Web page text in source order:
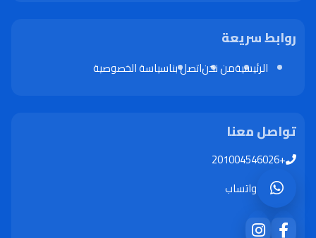
روابط سريعة
الرئيسيةمن نحناتصل بناسياسة الخصوصية
تواصل معنا
+201004546026
واتساب